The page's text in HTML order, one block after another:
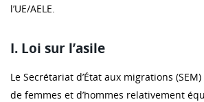
l’UE/AELE.
I. Loi sur l’asile
Le Secrétariat d’État aux migrations
de femmes et d’hommes relativement